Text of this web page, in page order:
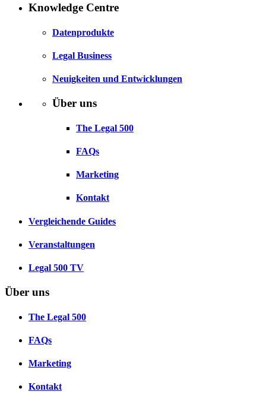
Knowledge Centre
Datenprodukte
Legal Business
Neuigkeiten und Entwicklungen
Über uns
The Legal 500
FAQs
Marketing
Kontakt
Vergleichende Guides
Veranstaltungen
Legal 500 TV
Über uns
The Legal 500
FAQs
Marketing
Kontakt